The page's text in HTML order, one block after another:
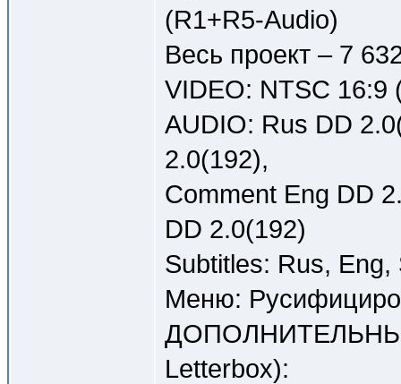
(R1+R5-Audio)
Весь проект – 7
VIDEO: NTSC 16:9
AUDIO: Rus DD
2.0(192),
Comment Eng DD
DD 2.0(192)
Subtitles: Rus,
Меню:
Letterbox):